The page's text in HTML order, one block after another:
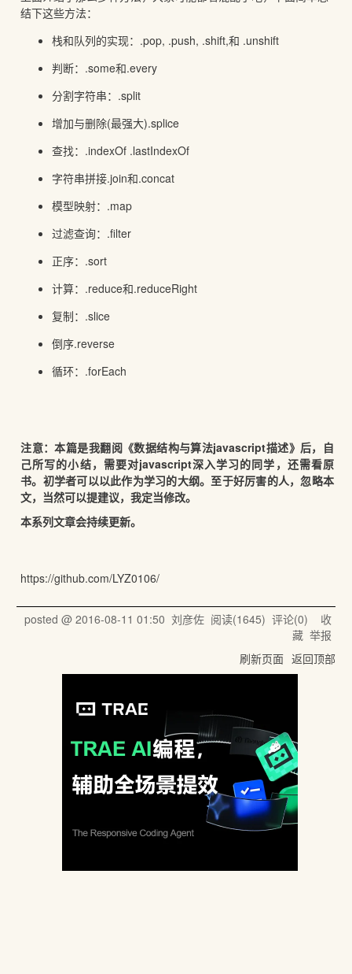
结下这些方法：
栈和队列的实现：.pop, .push, .shift,和 .unshift
判断：.some和.every
分割字符串：.split
增加与删除(最强大).splice
查找：.indexOf .lastIndexOf
字符串拼接.join和.concat
模型映射：.map
过滤查询：.filter
正序：.sort
计算：.reduce和.reduceRight
复制：.slice
倒序.reverse
循环：.forEach
注意：本篇是我翻阅《数据结构与算法javascript描述》后，自
己所写的小结，需要对javascript深入学习的同学，还需看原
书。初学者可以以此作为学习的大纲。至于好厉害的人，忽略本
文，当然可以提建议，我定当修改。
本系列文章会持续更新。
https://github.com/LYZ0106/
posted @ 2016-08-11 01:50 刘彦佐阅读(1645) 评论(0) 收
藏 举报
刷新页面 返回顶部